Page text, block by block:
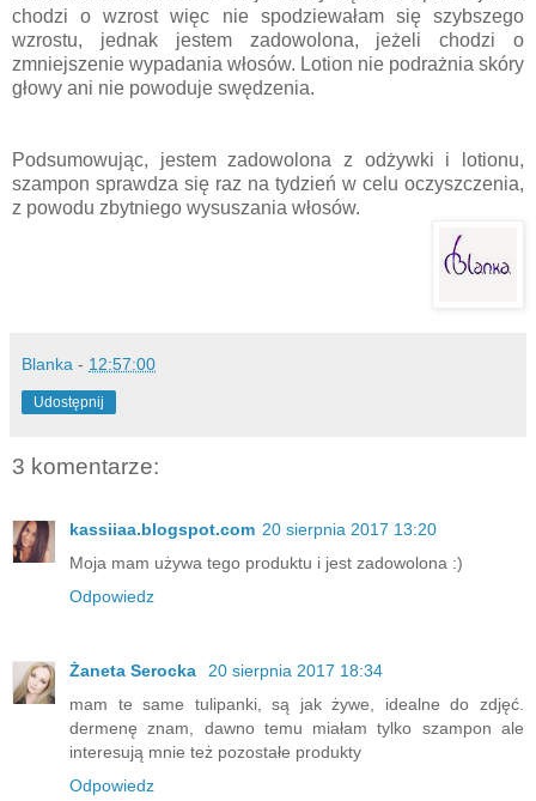
chodzi o wzrost więc nie spodziewałam się szybszego
wzrostu, jednak jestem zadowolona, jeżeli chodzi o
zmniejszenie wypadania włosów. Lotion nie podrażnia skóry
głowy ani nie powoduje swędzenia.
Podsumowując, jestem zadowolona z odżywki i lotionu,
szampon sprawdza się raz na tydzień w celu oczyszczenia,
z powodu zbytniego wysuszania włosów.
Blanka - 12:57:00
Udostępnij
3 komentarze:
kassiiaa.blogspot.com 20 sierpnia 2017 13:20
Moja mam używa tego produktu i jest zadowolona :)
Odpowiedz
Żaneta Serocka
20 sierpnia 2017 18:34
mam te same tulipanki, są jak żywe, idealne do zdjęć.
dermenę znam, dawno temu miałam tylko szampon ale
interesują mnie też pozostałe produkty
Odpowiedz